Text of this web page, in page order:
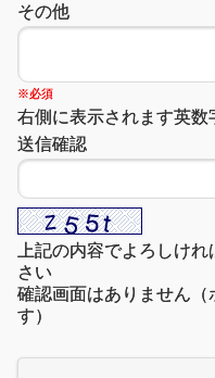
その他
※必須
右側に表示されます英数
送信確認
上記の内容でよろしけ
さい
確認画面はありません（
す）